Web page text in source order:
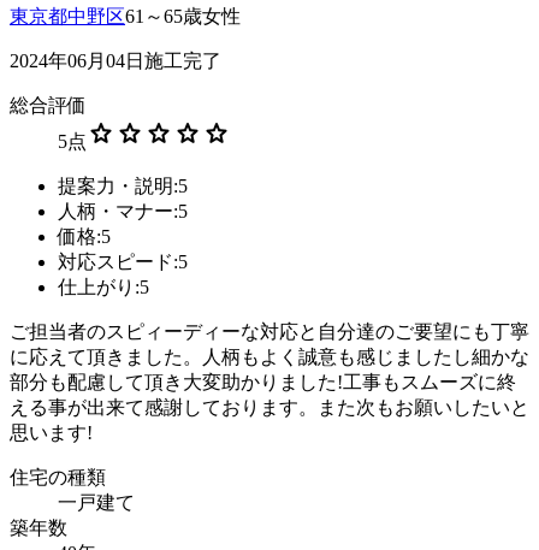
東京都中野区61～65歳女性
2024年06月04日施工完了
総合評価
5点 star star star star star
提案力・説明:5
人柄・マナー:5
価格:5
対応スピード:5
仕上がり:5
ご担当者のスピィーディーな対応と自分達のご要望にも丁寧
に応えて頂きました。人柄もよく誠意も感じましたし細かな
部分も配慮して頂き大変助かりました!工事もスムーズに終
える事が出来て感謝しております。また次もお願いしたいと
思います!
住宅の種類
一戸建て
築年数